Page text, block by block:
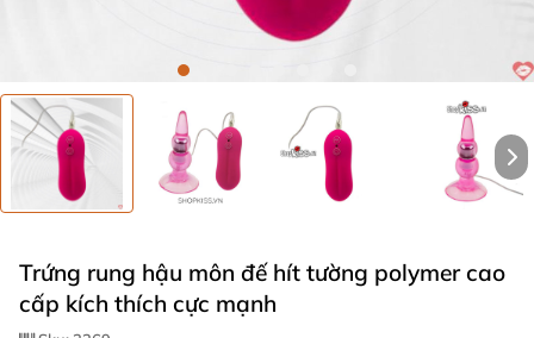
Trứng rung hậu môn đế hít tường polymer cao
cấp kích thích cực mạnh